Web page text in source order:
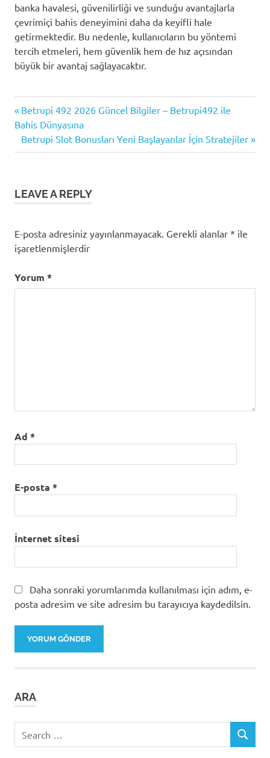
banka havalesi, güvenilirliği ve sunduğu avantajlarla
çevrimiçi bahis deneyimini daha da keyifli hale
getirmektedir. Bu nedenle, kullanıcıların bu yöntemi
tercih etmeleri, hem güvenlik hem de hız açısından
büyük bir avantaj sağlayacaktır.
Yöntemleri
Banka
Havalesi
Yazı
gezinmesi
Previous
Post:
Betrupi 492 2026 Güncel Bilgiler – Betrupi492 ile
Bahis Dünyasına
Next
Post:
Betrupi Slot Bonusları Yeni Başlayanlar İçin Stratejiler
LEAVE A REPLY
E-posta adresiniz yayınlanmayacak. Gerekli alanlar * ile
işaretlenmişlerdir
Yorum *
Ad *
E-posta *
İnternet sitesi
Daha sonraki yorumlarımda kullanılması için adım, e-
posta adresim ve site adresim bu tarayıcıya kaydedilsin.
ARA
for:
SEARCH